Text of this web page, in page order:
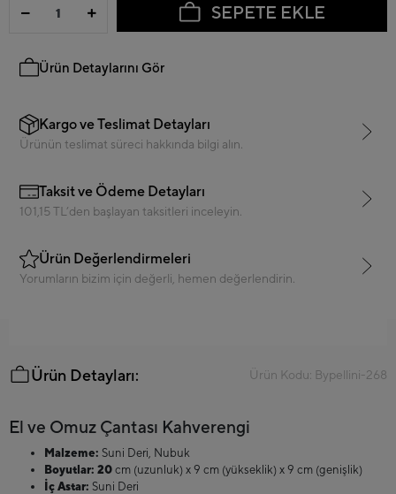
SEPETE EKLE
Ürün Detaylarını Gör
Kargo ve Teslimat Detayları
Ürünün teslimat süreci hakkında bilgi alın.
Taksit ve Ödeme Detayları
101,15 TL’den başlayan taksitleri inceleyin.
Ürün Değerlendirmeleri
Yorumların bizim için değerli, hemen değerlendirin.
Ürün Detayları: Ürün Kodu: Bypellini-268
El ve Omuz Çantası Kahverengi
Malzeme: Suni Deri, Nubuk
Boyutlar: 20 cm (uzunluk) x 9 cm (yükseklik) x 9 cm (genişlik)
İç Astar: Suni Deri